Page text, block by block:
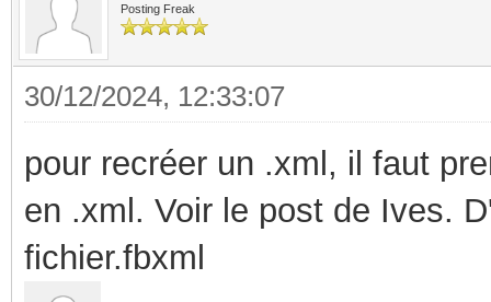
Posting Freak
30/12/2024, 12:33:07
pour recréer un .xml, il faut
en .xml. Voir le post de Ives.
fichier.fbxml